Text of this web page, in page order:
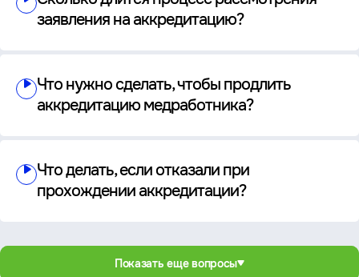
заявления на аккредитацию?
Что нужно сделать, чтобы продлить
аккредитацию медработника?
Что делать, если отказали при
прохождении аккредитации?
Показать еще вопросы